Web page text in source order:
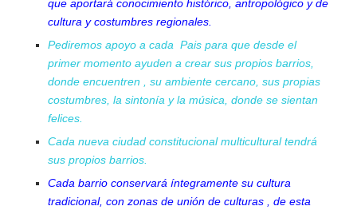
que aportará conocimiento histórico, antropológico y de
cultura y costumbres regionales.
Pediremos apoyo a cada Pais para que desde el
primer momento ayuden a crear sus propios barrios,
donde encuentren , su ambiente cercano, sus propias
costumbres, la sintonía y la música, donde se sientan
felices.
Cada nueva ciudad constitucional multicultural tendrá
sus propios barrios.
Cada barrio conservará íntegramente su cultura
tradicional, con zonas de unión de culturas , de esta